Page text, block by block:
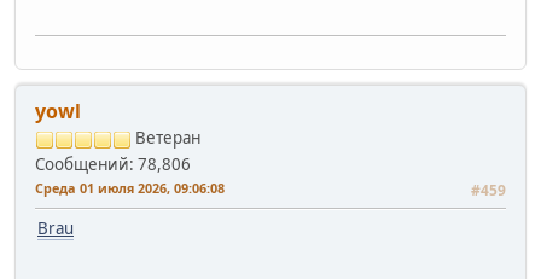
yowl
Ветеран
Сообщений: 78,806
Среда 01 июля 2026, 09:06:08 #459
Brau